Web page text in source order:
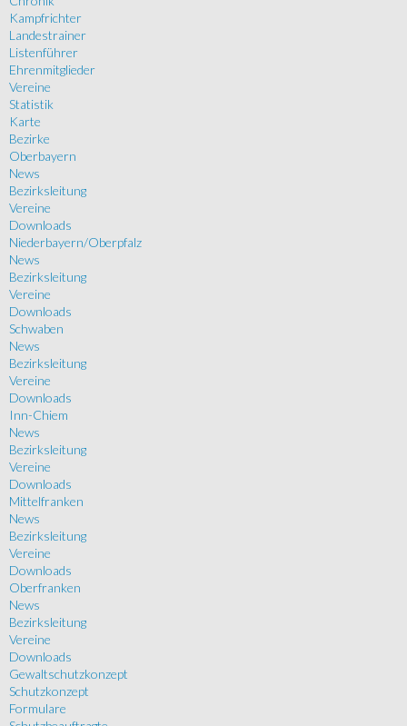
Kampfrichter
Landestrainer
Listenführer
Ehrenmitglieder
Vereine
Statistik
Karte
Bezirke
Oberbayern
News
Bezirksleitung
Vereine
Downloads
Niederbayern/Oberpfalz
News
Bezirksleitung
Vereine
Downloads
Schwaben
News
Bezirksleitung
Vereine
Downloads
Inn-Chiem
News
Bezirksleitung
Vereine
Downloads
Mittelfranken
News
Bezirksleitung
Vereine
Downloads
Oberfranken
News
Bezirksleitung
Vereine
Downloads
Gewaltschutzkonzept
Schutzkonzept
Formulare